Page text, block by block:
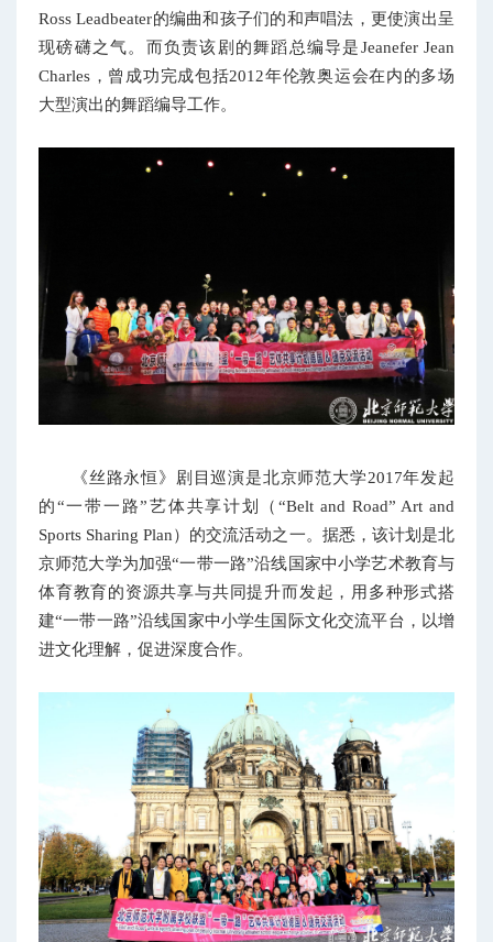
Ross Leadbeater的编曲和孩子们的和声唱法，更使演出呈
现磅礴之气。而负责该剧的舞蹈总编导是Jeanefer Jean
Charles，曾成功完成包括2012年伦敦奥运会在内的多场
大型演出的舞蹈编导工作。
《丝路永恒》剧目巡演是北京师范大学2017年发起
的“一带一路”艺体共享计划（“Belt and Road” Art and
Sports Sharing Plan）的交流活动之一。据悉，该计划是北
京师范大学为加强“一带一路”沿线国家中小学艺术教育与
体育教育的资源共享与共同提升而发起，用多种形式搭
建“一带一路”沿线国家中小学生国际文化交流平台，以增
进文化理解，促进深度合作。